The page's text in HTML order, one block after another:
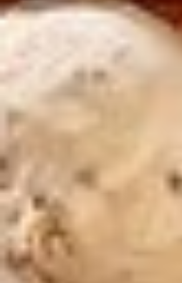
besonderen Dessert für kalte Tage sind,
das Richtige! Unser Bratapfelrezept
regionalen Zutaten: Saftige Äpfel
Blätterteigmantel, dazu eine Kugel